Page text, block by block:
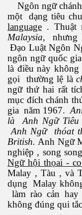
Ngôn ngữ
một dạng tiêu
language . Thuật
Malaysia, nhưng
Đạo Luật Ngôn
ngôn ngữ quốc
là điều này
gọi thường lệ là
ngữ thứ hai rất
mục đích chánh
gia năm 1967.
là Anh Ngữ
Anh Ngữ thóat
British.Anh Ngữ
nghiệp , song
Ngữ hội thọai -
Malay , Tàu , và
dụng Malay
làm rào cản
không đúng qui